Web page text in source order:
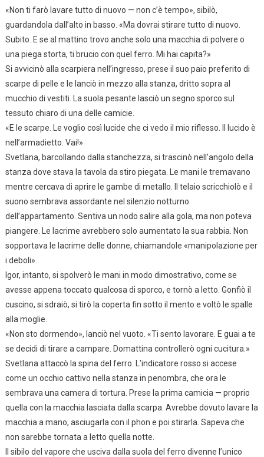
«Non ti farò lavare tutto di nuovo — non c’è tempo», sibilò,
guardandola dall’alto in basso. «Ma dovrai stirare tutto di nuovo.
Subito. E se al mattino trovo anche solo una macchia di polvere o
una piega storta, ti brucio con quel ferro. Mi hai capita?»
Si avvicinò alla scarpiera nell’ingresso, prese il suo paio preferito di
scarpe di pelle e le lanciò in mezzo alla stanza, dritto sopra al
mucchio di vestiti. La suola pesante lasciò un segno sporco sul
tessuto chiaro di una delle camicie.
«E le scarpe. Le voglio così lucide che ci vedo il mio riflesso. Il lucido è
nell’armadietto. Vai!»
Svetlana, barcollando dalla stanchezza, si trascinò nell’angolo della
stanza dove stava la tavola da stiro piegata. Le mani le tremavano
mentre cercava di aprire le gambe di metallo. Il telaio scricchiolò e il
suono sembrava assordante nel silenzio notturno
dell’appartamento. Sentiva un nodo salire alla gola, ma non poteva
piangere. Le lacrime avrebbero solo aumentato la sua rabbia. Non
sopportava le lacrime delle donne, chiamandole «manipolazione per
i deboli».
Igor, intanto, si spolverò le mani in modo dimostrativo, come se
avesse appena toccato qualcosa di sporco, e tornò a letto. Gonfiò il
cuscino, si sdraiò, si tirò la coperta fin sotto il mento e voltò le spalle
alla moglie.
«Non sto dormendo», lanciò nel vuoto. «Ti sento lavorare. E guai a te
se decidi di tirare a campare. Domattina controllerò ogni cucitura.»
Svetlana attaccò la spina del ferro. L’indicatore rosso si accese
come un occhio cattivo nella stanza in penombra, che ora le
sembrava una camera di tortura. Prese la prima camicia — proprio
quella con la macchia lasciata dalla scarpa. Avrebbe dovuto lavare la
macchia a mano, asciugarla con il phon e poi stirarla. Sapeva che
non sarebbe tornata a letto quella notte.
Il sibilo del vapore che usciva dalla suola del ferro divenne l’unico